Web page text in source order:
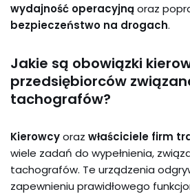
wydajność operacyjnąoraz
bezpieczeństwo na drogach.
Jakie są obowiązki
przedsiębiorców
tachografów?
Kierowcyoraz właściciele firm
wiele zadań do wypełnienia,
tachografów. Te urządzenia
zapewnieniu prawidłowego